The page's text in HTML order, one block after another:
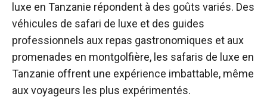
luxe en Tanzanie répondent à des goûts variés. Des
véhicules de safari de luxe et des guides
professionnels aux repas gastronomiques et aux
promenades en montgolfière, les safaris de luxe en
Tanzanie offrent une expérience imbattable, même
aux voyageurs les plus expérimentés.